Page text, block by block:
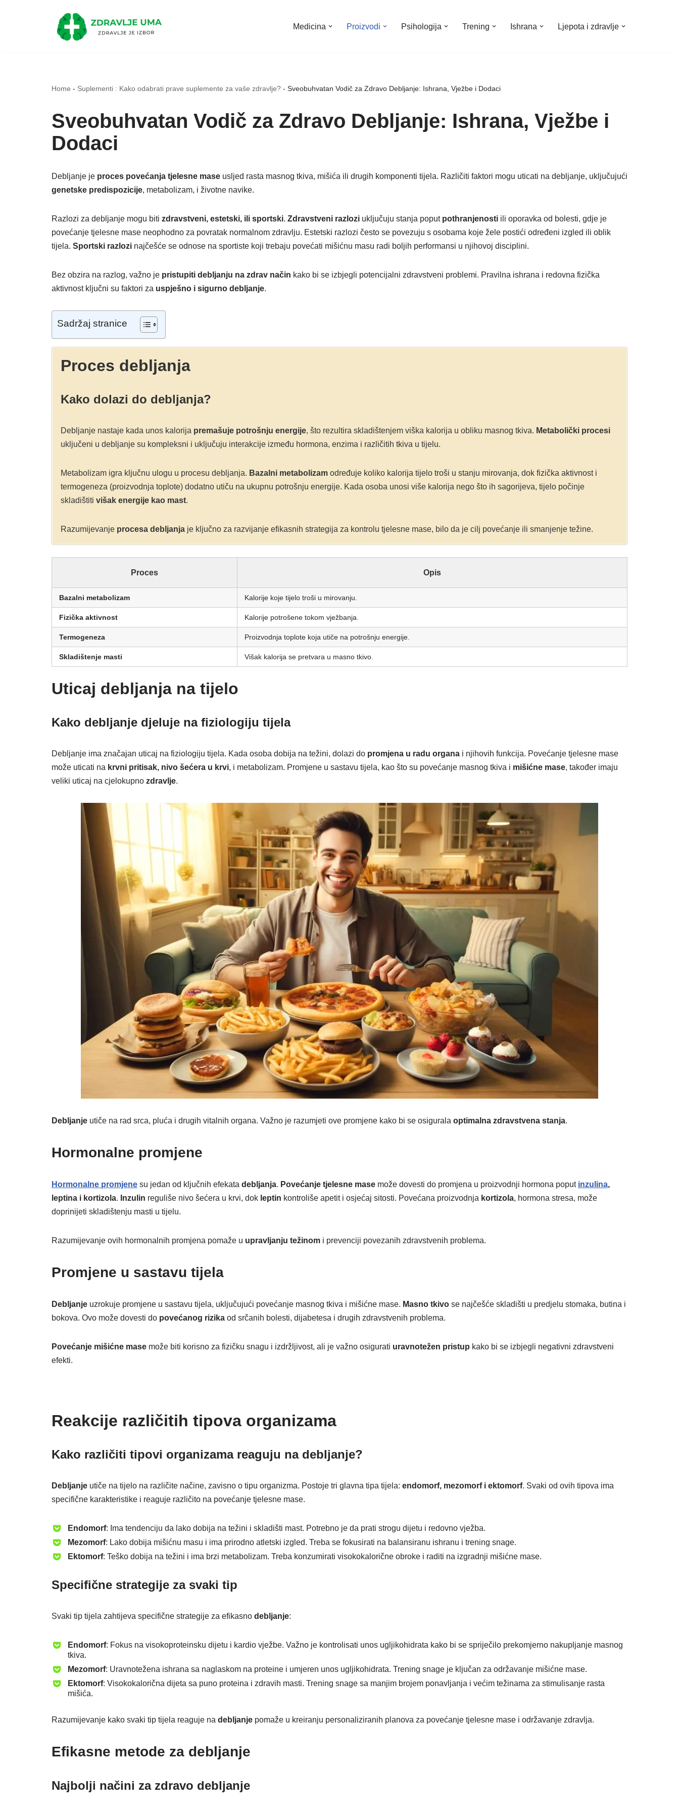
Medicina Proizvodi Psihologija Trening Ishrana Ljepota i zdravlje
Home - Suplementi : Kako odabrati prave suplemente za vaše zdravlje? - Sveobuhvatan Vodič za Zdravo Debljanje: Ishrana, Vježbe i Dodaci
Sveobuhvatan Vodič za Zdravo Debljanje: Ishrana, Vježbe i
Dodaci
Debljanje je proces povećanja tjelesne mase usljed rasta masnog tkiva, mišića ili drugih komponenti tijela. Različiti faktori mogu uticati na debljanje, uključujući
genetske predispozicije, metabolizam, i životne navike.
Razlozi za debljanje mogu biti zdravstveni, estetski, ili sportski. Zdravstveni razlozi uključuju stanja poput pothranjenosti ili oporavka od bolesti, gdje je
povećanje tjelesne mase neophodno za povratak normalnom zdravlju. Estetski razlozi često se povezuju s osobama koje žele postići određeni izgled ili oblik
tijela. Sportski razlozi najčešće se odnose na sportiste koji trebaju povećati mišićnu masu radi boljih performansi u njihovoj disciplini.
Bez obzira na razlog, važno je pristupiti debljanju na zdrav način kako bi se izbjegli potencijalni zdravstveni problemi. Pravilna ishrana i redovna fizička
aktivnost ključni su faktori za uspješno i sigurno debljanje.
Sadržaj stranice
Proces debljanja
Kako dolazi do debljanja?
Debljanje nastaje kada unos kalorija premašuje potrošnju energije, što rezultira skladištenjem viška kalorija u obliku masnog tkiva. Metabolički procesi
uključeni u debljanje su kompleksni i uključuju interakcije između hormona, enzima i različitih tkiva u tijelu.
Metabolizam igra ključnu ulogu u procesu debljanja. Bazalni metabolizam određuje koliko kalorija tijelo troši u stanju mirovanja, dok fizička aktivnost i
termogeneza (proizvodnja toplote) dodatno utiču na ukupnu potrošnju energije. Kada osoba unosi više kalorija nego što ih sagorijeva, tijelo počinje
skladištiti višak energije kao mast.
Razumijevanje procesa debljanja je ključno za razvijanje efikasnih strategija za kontrolu tjelesne mase, bilo da je cilj povećanje ili smanjenje težine.
Proces Opis
Bazalni metabolizam Kalorije koje tijelo troši u mirovanju.
Fizička aktivnost Kalorije potrošene tokom vježbanja.
Termogeneza Proizvodnja toplote koja utiče na potrošnju energije.
Skladištenje masti Višak kalorija se pretvara u masno tkivo.
Uticaj debljanja na tijelo
Kako debljanje djeluje na fiziologiju tijela
Debljanje ima značajan uticaj na fiziologiju tijela. Kada osoba dobija na težini, dolazi do promjena u radu organa i njihovih funkcija. Povećanje tjelesne mase
može uticati na krvni pritisak, nivo šećera u krvi, i metabolizam. Promjene u sastavu tijela, kao što su povećanje masnog tkiva i mišićne mase, također imaju
veliki uticaj na cjelokupno zdravlje.
Debljanje utiče na rad srca, pluća i drugih vitalnih organa. Važno je razumjeti ove promjene kako bi se osigurala optimalna zdravstvena stanja.
Hormonalne promjene
Hormonalne promjene su jedan od ključnih efekata debljanja. Povećanje tjelesne mase može dovesti do promjena u proizvodnji hormona poput inzulina,
leptina i kortizola. Inzulin reguliše nivo šećera u krvi, dok leptin kontroliše apetit i osjećaj sitosti. Povećana proizvodnja kortizola, hormona stresa, može
doprinijeti skladištenju masti u tijelu.
Razumijevanje ovih hormonalnih promjena pomaže u upravljanju težinom i prevenciji povezanih zdravstvenih problema.
Promjene u sastavu tijela
Debljanje uzrokuje promjene u sastavu tijela, uključujući povećanje masnog tkiva i mišićne mase. Masno tkivo se najčešće skladišti u predjelu stomaka, butina i
bokova. Ovo može dovesti do povećanog rizika od srčanih bolesti, dijabetesa i drugih zdravstvenih problema.
Povećanje mišićne mase može biti korisno za fizičku snagu i izdržljivost, ali je važno osigurati uravnotežen pristup kako bi se izbjegli negativni zdravstveni
efekti.
Reakcije različitih tipova organizama
Kako različiti tipovi organizama reaguju na debljanje?
Debljanje utiče na tijelo na različite načine, zavisno o tipu organizma. Postoje tri glavna tipa tijela: endomorf, mezomorf i ektomorf. Svaki od ovih tipova ima
specifične karakteristike i reaguje različito na povećanje tjelesne mase.
Endomorf: Ima tendenciju da lako dobija na težini i skladišti mast. Potrebno je da prati strogu dijetu i redovno vježba.
Mezomorf: Lako dobija mišićnu masu i ima prirodno atletski izgled. Treba se fokusirati na balansiranu ishranu i trening snage.
Ektomorf: Teško dobija na težini i ima brzi metabolizam. Treba konzumirati visokokalorične obroke i raditi na izgradnji mišićne mase.
Specifične strategije za svaki tip
Svaki tip tijela zahtijeva specifične strategije za efikasno debljanje:
Endomorf: Fokus na visokoproteinsku dijetu i kardio vježbe. Važno je kontrolisati unos ugljikohidrata kako bi se spriječilo prekomjerno nakupljanje masnog
tkiva.
Mezomorf: Uravnotežena ishrana sa naglaskom na proteine i umjeren unos ugljikohidrata. Trening snage je ključan za održavanje mišićne mase.
Ektomorf: Visokokalorična dijeta sa puno proteina i zdravih masti. Trening snage sa manjim brojem ponavljanja i većim težinama za stimulisanje rasta
mišića.
Razumijevanje kako svaki tip tijela reaguje na debljanje pomaže u kreiranju personaliziranih planova za povećanje tjelesne mase i održavanje zdravlja.
Efikasne metode za debljanje
Najbolji načini za zdravo debljanje